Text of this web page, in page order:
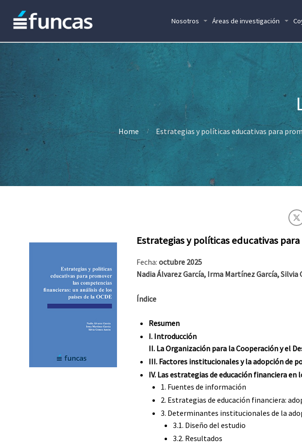
Nosotros Áreas de investigación
Home Estrategias y políticas educativas para
Estrategias y políticas educativas
Fecha: octubre 2025
Nadia Álvarez García, Irma Martínez García, Silvia
Índice
Resumen
I. Introducción
II. La Organización para la Cooperación y el
III. Factores institucionales y la adopción de
IV. Las estrategias de educación financiera en
1. Fuentes de información
2. Estrategias de educación financiera:
3. Determinantes institucionales de la
3.1. Diseño del estudio
3.2. Resultados